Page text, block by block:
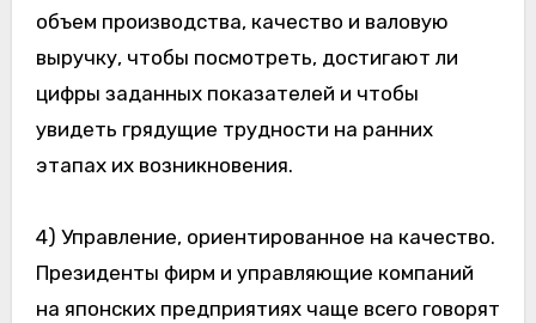
объем производства, качество и валовую
выручку, чтобы посмотреть, достигают ли
цифры заданных показателей и чтобы
увидеть грядущие трудности на ранних
этапах их возникновения.
4) Управление, ориентированное на качество.
Президенты фирм и управляющие компаний
на японских предприятиях чаще всего говорят